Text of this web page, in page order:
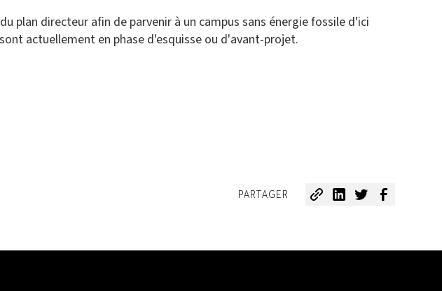
plan directeur afin de parvenir à un campus sans énergie fossile d'ici
actuellement en phase d'esquisse ou d'avant-projet.
PARTAGER